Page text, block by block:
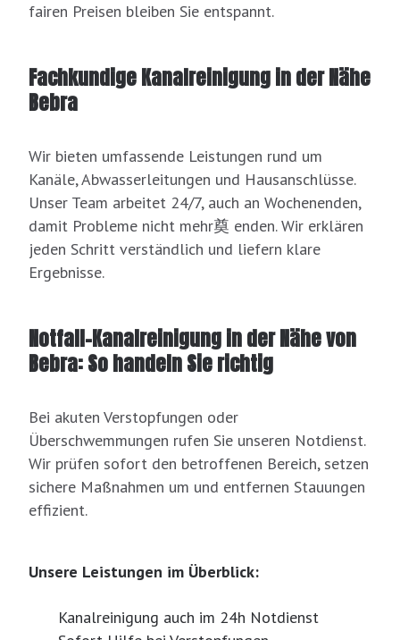
fairen Preisen bleiben Sie entspannt.
Fachkundige Kanalreinigung in der Nähe
Bebra
Wir bieten umfassende Leistungen rund um
Kanäle, Abwasserleitungen und Hausanschlüsse.
Unser Team arbeitet 24/7, auch an Wochenenden,
damit Probleme nicht mehr奠 enden. Wir erklären
jeden Schritt verständlich und liefern klare
Ergebnisse.
Notfall-Kanalreinigung in der Nähe von
Bebra: So handeln Sie richtig
Bei akuten Verstopfungen oder
Überschwemmungen rufen Sie unseren Notdienst.
Wir prüfen sofort den betroffenen Bereich, setzen
sichere Maßnahmen um und entfernen Stauungen
effizient.
Unsere Leistungen im Überblick:
Kanalreinigung auch im 24h Notdienst